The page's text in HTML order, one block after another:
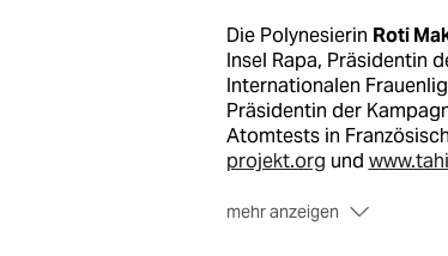
Die Polynesierin Roti
Insel Rapa, Präsidentin
Internationalen
Präsidentin der
Atomtests in
projekt.org und
mehr anzeigen